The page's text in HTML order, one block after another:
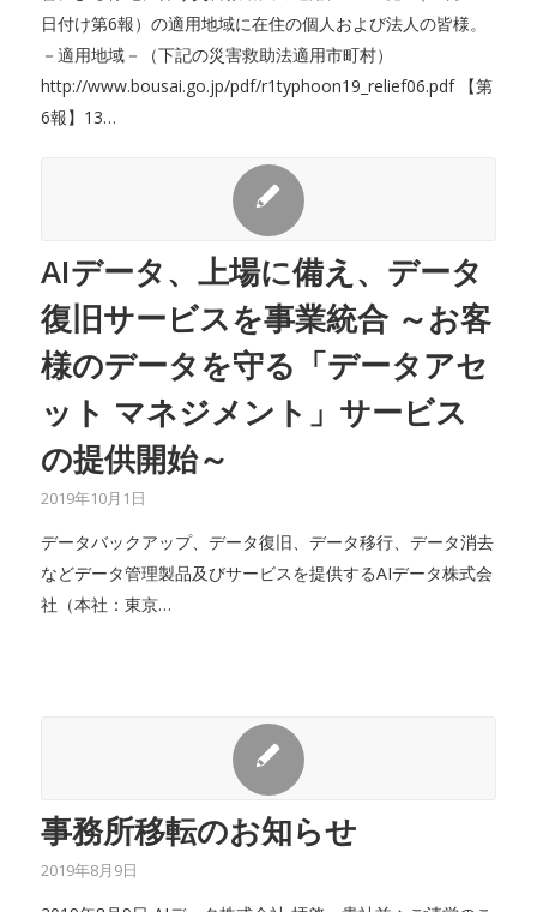
日付け第6報）の適用地域に在住の個人および法人の皆様。
－適用地域－（下記の災害救助法適用市町村）
http://www.bousai.go.jp/pdf/r1typhoon19_relief06.pdf 【第
6報】13…
AIデータ、上場に備え、データ
復旧サービスを事業統合 ～お客
様のデータを守る「データアセ
ット マネジメント」サービス
の提供開始～
2019年10月1日
データバックアップ、データ復旧、データ移行、データ消去
などデータ管理製品及びサービスを提供するAIデータ株式会
社（本社：東京…
事務所移転のお知らせ
2019年8月9日